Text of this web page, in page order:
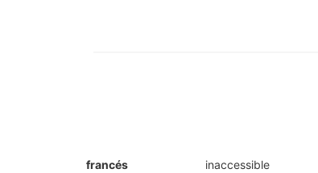
francés inaccessible